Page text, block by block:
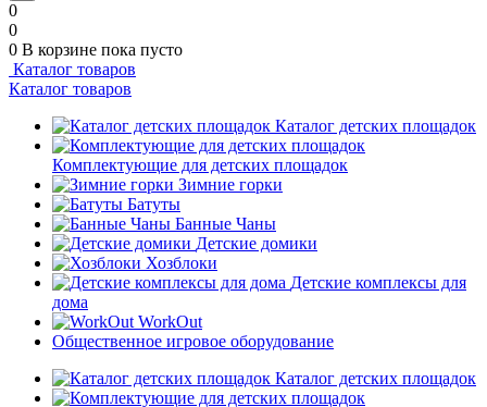
0
0
0 В корзине пока пусто
Каталог товаров
Каталог товаров
Каталог детских площадок
Комплектующие для детских площадок
Зимние горки
Батуты
Банные Чаны
Детские домики
Хозблоки
Детские комплексы для
дома
WorkOut
Общественное игровое оборудование
Каталог детских площадок